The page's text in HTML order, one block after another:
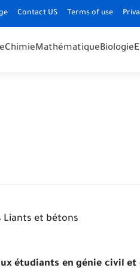
Contact US Terms of use
ChimieMathématiqueBiologie
Liants et bétons
étudiants en génie civil et